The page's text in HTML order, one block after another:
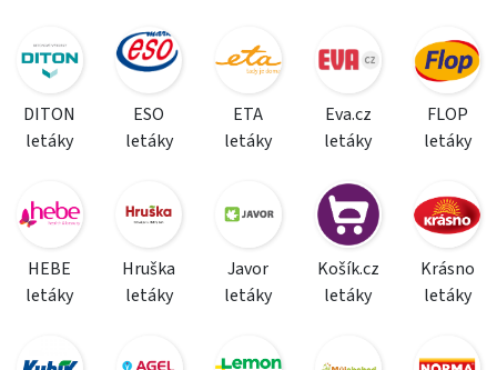
DITON
letáky
ESO
letáky
ETA
letáky
Eva.cz
letáky
FLOP
letáky
HEBE
letáky
Hruška
letáky
Javor
letáky
Košík.cz
letáky
Krásno
letáky